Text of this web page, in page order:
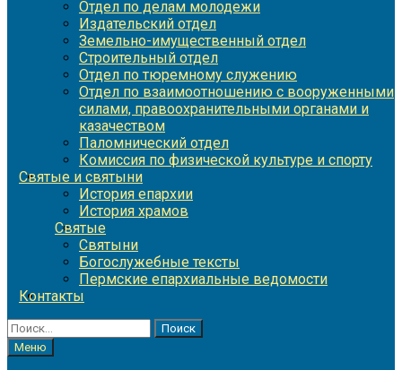
Отдел по делам молодежи
Издательский отдел
Земельно-имущественный отдел
Строительный отдел
Отдел по тюремному служению
Отдел по взаимоотношению с вооруженными
силами, правоохранительными органами и
казачеством
Паломнический отдел
Комиссия по физической культуре и спорту
Святые и святыни
История епархии
История храмов
Святые
Святыни
Богослужебные тексты
Пермские епархиальные ведомости
Контакты
Найти:
Меню